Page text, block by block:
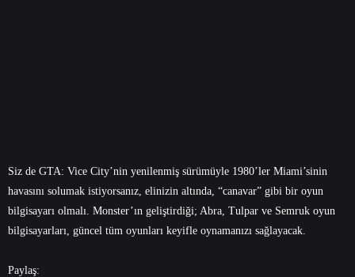
Siz de GTA: Vice City’nin yenilenmiş sürümüyle 1980’ler Miami’sinin
havasını solumak istiyorsanız, elinizin altında, “canavar” gibi bir oyun
bilgisayarı olmalı. Monster’ın geliştirdiği; Abra, Tulpar ve Semruk oyun
bilgisayarları, güncel tüm oyunları keyifle oynamanızı sağlayacak.
Paylaş: